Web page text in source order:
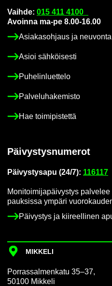
Vaih­de: 015 411 4100
Avoin­na ma-pe 8.00-16.00
Asia­kas­oh­jaus ja neu­von­ta
Asioi säh­köi­ses­ti
Pu­he­lin­luet­te­lo
Pal­ve­lu­ha­ke­mis­to
Hae toi­mi­pis­tet­tä
Päi­vys­tys­nu­me­rot
Päi­vys­tys­a­pu (24/7): 116117
Mo­ni­toi­mi­ja­päi­vys­tys
pauk­sis­sa ym­pä­ri
Päi­vys­tys ja kii­reel­li­nen
MIK­KE­LI
Por­ras­sal­men­ka­tu 35–37,
50100 Mik­ke­li